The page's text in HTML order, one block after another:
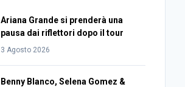
Ariana Grande si prenderà una
pausa dai riflettori dopo il tour
3 Agosto 2026
Benny Blanco, Selena Gomez &